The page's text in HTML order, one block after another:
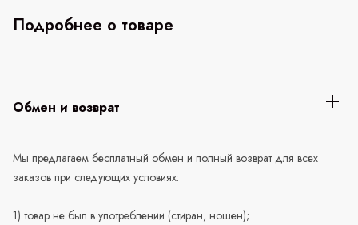
Подробнее о товаре
Обмен и возврат
Мы предлагаем бесплатный обмен и полный возврат для всех
заказов при следующих условиях:
1) товар не был в употреблении (стиран, ношен);